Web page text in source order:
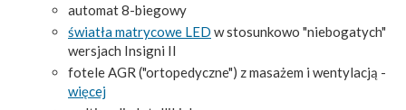
automat 8-biegowy
światła matrycowe LED w stosunkowo "niebogatych"
wersjach Insigni II
fotele AGR ("ortopedyczne") z masażem i wentylacją -
więcej